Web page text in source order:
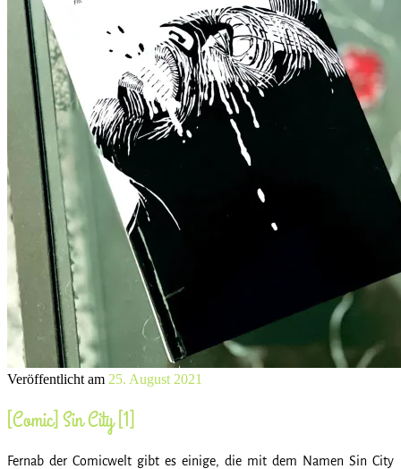
Veröffentlicht am 25. August 2021
[Comic] Sin City [1]
Fernab der Comicwelt gibt es einige, die mit dem Namen Sin City